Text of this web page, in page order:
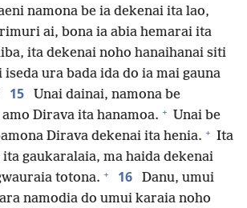
namona be ia dekenai ita lao,
ai, bona ia abia hemarai ita
ita dekenai noho hanaihanai siti
iseda ura bada ida do ia mai gauna
15
Unai dainai, namona be
Dirava ita hanamoa. + Unai be
Dirava dekenai ita henia. + Ita
ita gaukaralaia, ma haida dekenai
totona. + 16
Danu, umui
namodia do umui karaia noho